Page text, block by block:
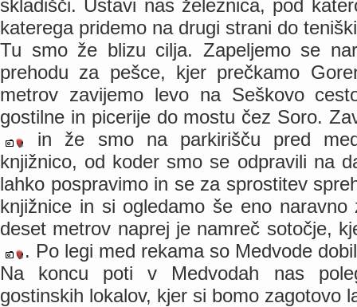
skladišči. Ustavi nas železnica, pod
katerega pridemo na drugi strani do
Tu smo že blizu cilja. Zapeljemo se
prehodu za pešce, kjer prečkamo
metrov zavijemo levo na Seškovo
gostilne in picerije do mostu čez Soro.
in že smo na parkirišču pred
knjižnico, od koder smo se odpravili na
lahko pospravimo in se za sprostitev
knjižnice in si ogledamo še eno naravno
deset metrov naprej je namreč sotočje,
. Po legi med rekama so Medvode
Na koncu poti v Medvodah nas
gostinskih lokalov, kjer si bomo zagotovo